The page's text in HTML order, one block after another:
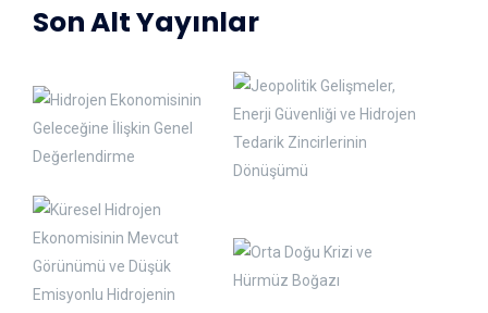
Son Alt Yayınlar